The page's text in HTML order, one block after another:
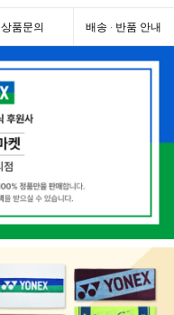
상품문의 배송 · 반품 안내